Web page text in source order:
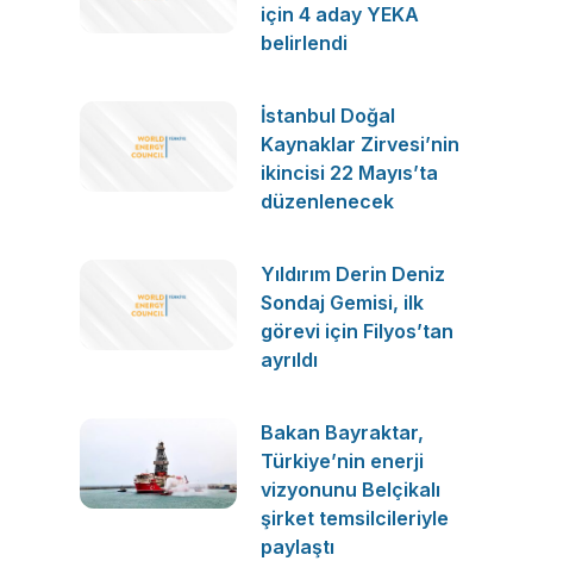
için 4 aday YEKA
belirlendi
İstanbul Doğal
Kaynaklar Zirvesi’nin
ikincisi 22 Mayıs’ta
düzenlenecek
Yıldırım Derin Deniz
Sondaj Gemisi, ilk
görevi için Filyos’tan
ayrıldı
Bakan Bayraktar,
Türkiye’nin enerji
vizyonunu Belçikalı
şirket temsilcileriyle
paylaştı